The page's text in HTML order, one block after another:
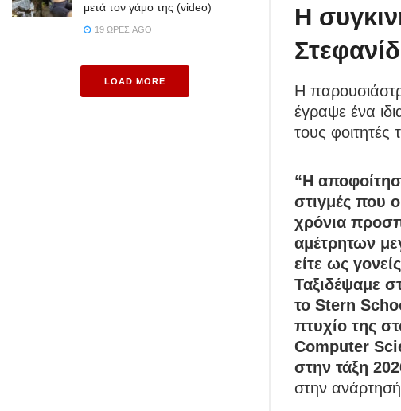
μετά τον γάμο της (video)
19 ΏΡΕΣ AGO
LOAD MORE
Η
Η
έγραψε ένα
τους φοιτητές
“Η
στιγμές που
χρόνια
αμέτρητων
είτε ως
Ταξιδέψαμε
το Stern
πτυχίο της
Computer
στην τάξη
στην